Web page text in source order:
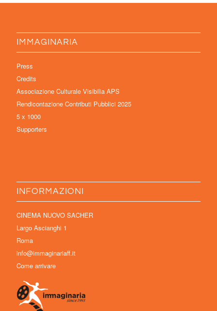
IMMAGINARIA
Press
Credits
Associazione Culturale Visibilia APS
Rendicontazione Contributi Pubblici 2025
5 x 1000
Supporters
INFORMAZIONI
CINEMA NUOVO SACHER
Largo Ascianghi 1
Roma
info@immaginariaff.it
Come arrivare